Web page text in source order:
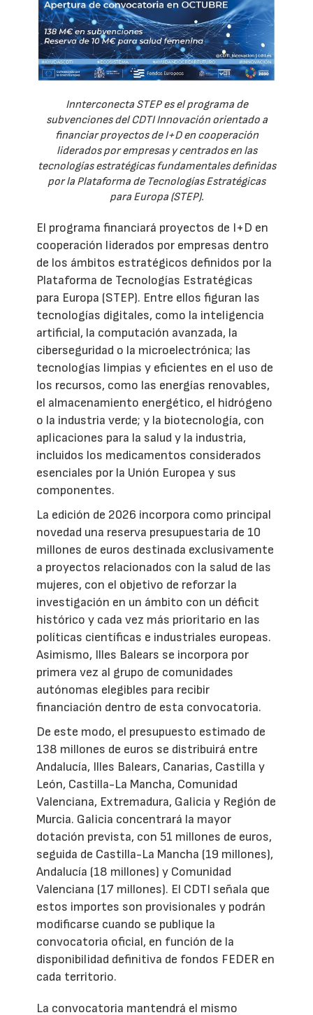
Innterconecta STEP es el programa de
subvenciones del CDTI Innovación orientado a
financiar proyectos de I+D en cooperación
liderados por empresas y centrados en las
tecnologías estratégicas fundamentales definidas
por la Plataforma de Tecnologías Estratégicas
para Europa (STEP).
El programa financiará proyectos de I+D en
cooperación liderados por empresas dentro
de los ámbitos estratégicos definidos por la
Plataforma de Tecnologías Estratégicas
para Europa (STEP). Entre ellos figuran las
tecnologías digitales, como la inteligencia
artificial, la computación avanzada, la
ciberseguridad o la microelectrónica; las
tecnologías limpias y eficientes en el uso de
los recursos, como las energías renovables,
el almacenamiento energético, el hidrógeno
o la industria verde; y la biotecnología, con
aplicaciones para la salud y la industria,
incluidos los medicamentos considerados
esenciales por la Unión Europea y sus
componentes.
La edición de 2026 incorpora como principal
novedad una reserva presupuestaria de 10
millones de euros destinada exclusivamente
a proyectos relacionados con la salud de las
mujeres, con el objetivo de reforzar la
investigación en un ámbito con un déficit
histórico y cada vez más prioritario en las
políticas científicas e industriales europeas.
Asimismo, Illes Balears se incorpora por
primera vez al grupo de comunidades
autónomas elegibles para recibir
financiación dentro de esta convocatoria.
De este modo, el presupuesto estimado de
138 millones de euros se distribuirá entre
Andalucía, Illes Balears, Canarias, Castilla y
León, Castilla-La Mancha, Comunidad
Valenciana, Extremadura, Galicia y Región de
Murcia. Galicia concentrará la mayor
dotación prevista, con 51 millones de euros,
seguida de Castilla-La Mancha (19 millones),
Andalucía (18 millones) y Comunidad
Valenciana (17 millones). El CDTI señala que
estos importes son provisionales y podrán
modificarse cuando se publique la
convocatoria oficial, en función de la
disponibilidad definitiva de fondos FEDER en
cada territorio.
La convocatoria mantendrá el mismo